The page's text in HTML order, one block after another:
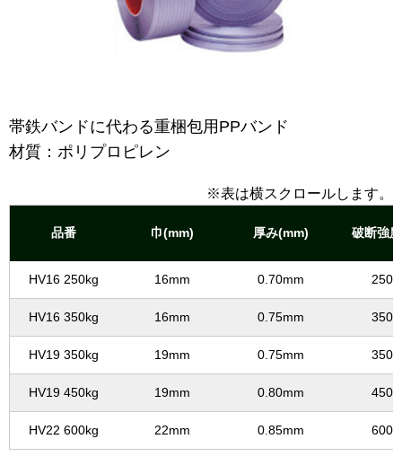
帯鉄バンドに代わる重梱包用PPバンド
材質：ポリプロピレン
※表は横スクロールします。
品番 巾(mm) 厚み(mm) 破断強
HV16 250kg 16mm 0.70mm
HV16 350kg 16mm 0.75mm
HV19 350kg 19mm 0.75mm
HV19 450kg 19mm 0.80mm
HV22 600kg 22mm 0.85mm